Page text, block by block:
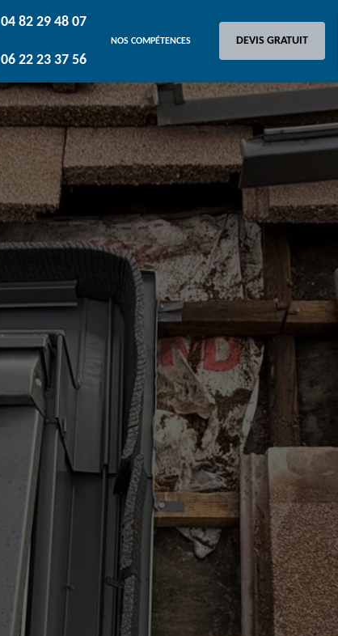
04 82 29 48 07
06 22 23 37 56
NOS COMPÉTENCES DEVIS GRATUIT